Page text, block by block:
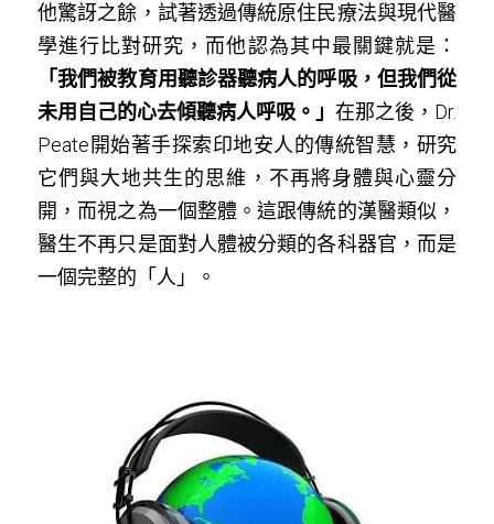
他驚訝之餘，試著透過傳統原住民療法與現代醫
學進行比對研究，而他認為其中最關鍵就是：
「我們被教育用聽診器聽病人的呼吸，但我們從
未用自己的心去傾聽病人呼吸。」 在那之後，Dr.
Peate開始著手探索印地安人的傳統智慧，研究
它們與大地共生的思維，不再將身體與心靈分
開，而視之為一個整體。這跟傳統的漢醫類似，
醫生不再只是面對人體被分類的各科器官，而是
一個完整的「人」。